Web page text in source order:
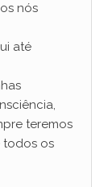
nós
até
teremos
todos os